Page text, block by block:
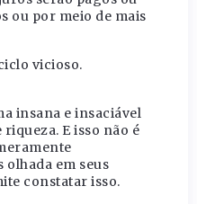
ou por meio de mais
vicioso.
insana e insaciável
E isso não é
olhada em seus
constatar isso.